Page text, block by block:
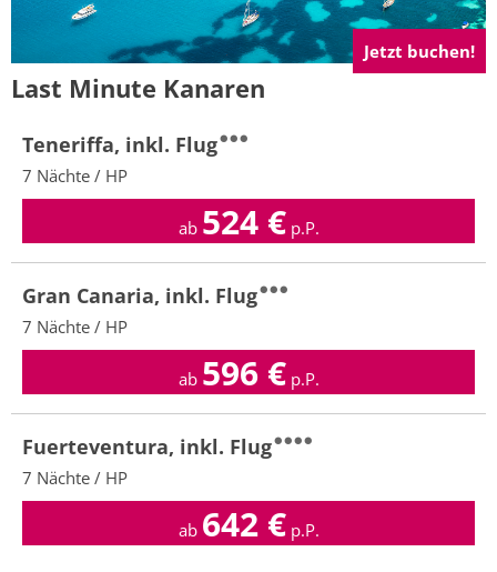
Jetzt buchen!
Last Minute Kanaren
Teneriffa, inkl. Flug
7 Nächte / HP
ab 524€ p.P.
Gran Canaria, inkl. Flug
7 Nächte / HP
ab 596€ p.P.
Fuerteventura, inkl. Flug
7 Nächte / HP
ab 642€ p.P.